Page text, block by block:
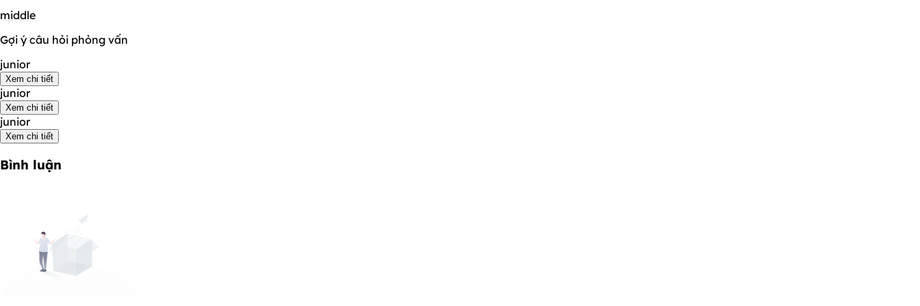
middle
Gợi ý câu hỏi phỏng vấn
junior
Xem chi tiết
junior
Xem chi tiết
junior
Xem chi tiết
Bình luận